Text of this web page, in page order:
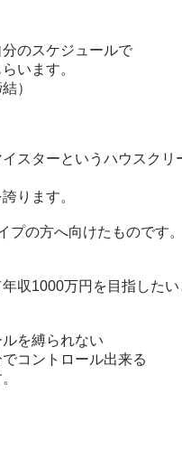
のスケジュールで
います。
）
スターというハウスクリ
ります。
プの方へ向けたものです。
収1000万円を目指した
ルを縛られない
コントロール出来る